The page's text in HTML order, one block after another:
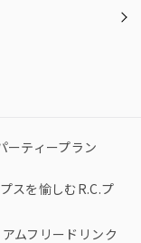
ーティープラン
スを愉しむR.C.プ
ムフリードリンク